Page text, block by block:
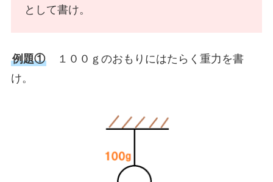
として書け。
例題①１００ｇのおもりにはたらく重力を書
け。